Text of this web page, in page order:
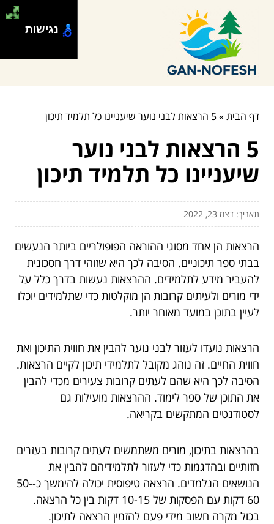
דף הבית»5 הרצאות לבני נוער שיעניינו כל תלמיד תיכון
5 הרצאות לבני נוער
שיעניינו כל תלמיד תיכון
תאריך: דצמ 23, 2022
הרצאות הן אחד מסוגי ההוראה הפופולריים ביותר הנעשים
בבתי ספר תיכוניים. הסיבה לכך היא שזוהי דרך חסכונית
להעביר מידע לתלמידים. ההרצאות נעשות בדרך כלל על
ידי מורים ולעיתים קרובות הן מוקלטות כדי שתלמידים יוכלו
לעיין בתוכן במועד מאוחר יותר.
הרצאות נועדו לעזור לבני נוער להבין את חווית התיכון ואת
חווית החיים. זה נוהג מקובל לתלמידי תיכון לקיים הרצאות.
הסיבה לכך היא שהם לעתים קרובות צעירים מכדי להבין
את התוכן של ספר לימוד. ההרצאות מועילות גם
לסטודנטים המתקשים בקריאה.
בהרצאות בתיכון, מורים משתמשים לעתים קרובות בעזרים
חזותיים ובהדגמות כדי לעזור לתלמידיהם להבין את
הנושאים הנלמדים. הרצאה טיפוסית יכולה להימשך כ-50-
60 דקות עם הפסקות של 10-15 דקות בין כל הרצאה.
בכול מקרה חשוב מידי פעם להזמין הרצאה לתיכון.
נגישות